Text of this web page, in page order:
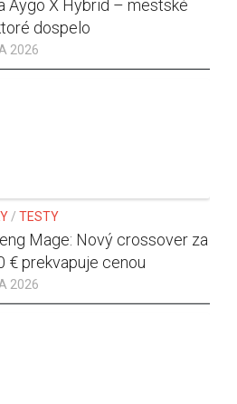
Aygo X Hybrid – mestské
dospelo
2026
/ TESTY
Mage: Nový crossover za
€ prekvapuje cenou
2026